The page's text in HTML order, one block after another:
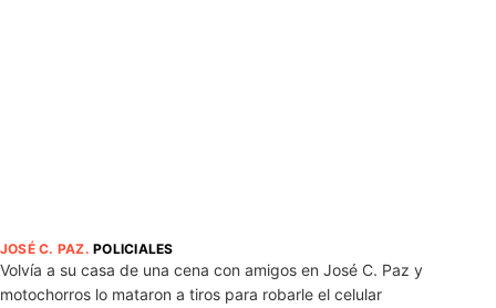
JOSÉ C. PAZ.POLICIALES
Volvía a su casa de una cena con amigos en José C. Paz y
motochorros lo mataron a tiros para robarle el celular